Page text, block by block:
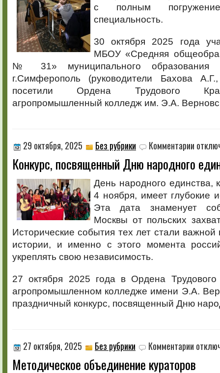
с полным
специальность.
30 октября 2025 года
МБОУ «Средняя
№ 31» муниципального образования
г.Симферополь (руководители Бахова
посетили Ордена Трудового
агропромышленный колледж им. Э.А.
29 октября, 2025 Без рубрики Комментарии записи
Конкурс,
народного
единства
Конкурс, посвященный Дню народного
День народного единства,
4 ноября, имеет глубокие
Эта дата знаменует
Москвы от польских
Исторические события тех лет стали важной
истории, и именно с этого момента
укреплять свою независимость.
27 октября 2025 года в Ордена
агропромышленном колледже имени Э.А.
праздничный конкурс, посвященный Дню
27 октября, 2025 Без рубрики Комментарии записи
Методическое объединение кураторов